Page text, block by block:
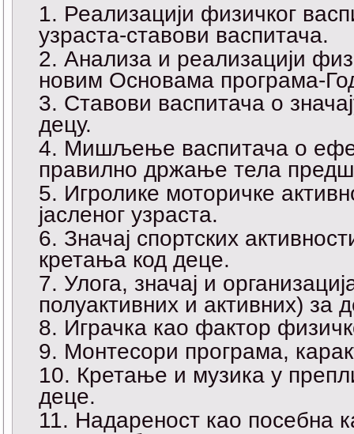
Реализацији физичког
узраста-ставови васпитача.
Анализа и реализацији
новим Основама програма-
Ставови васпитача о
децу.
Мишљење васпитача о
правилно држање тела
Игролике моторичке
јасленог узраста.
Значај спортских
кретања код деце.
Улога, значај и
полуактивних и активних) за
Играчка као фактор
Монтесори програма,
Кретање и музика у
деце.
Надареност као посебна